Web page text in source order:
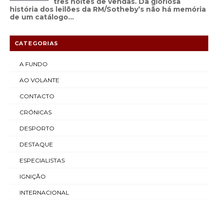
história dos leilões da RM/Sotheby’s não há memória
de um catálogo...
CATEGORIAS
A FUNDO
AO VOLANTE
CONTACTO
CRÓNICAS
DESPORTO
DESTAQUE
ESPECIALISTAS
IGNIÇÃO
INTERNACIONAL